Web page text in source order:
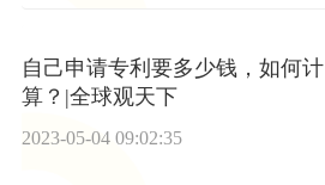
自己申请专利要多少钱，如何计
算？|全球观天下
2023-05-04 09:02:35